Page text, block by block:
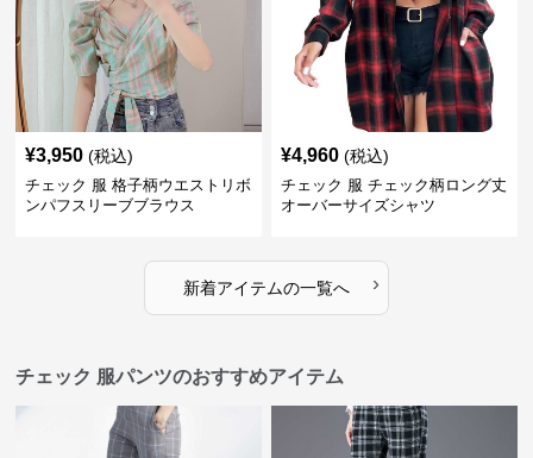
¥3,950 (税込)
チェック 服 格子柄ウエストリボ
ンパフスリーブブラウス
¥4,960 (税込)
チェック 服 チェック柄ロング丈
オーバーサイズシャツ
新着アイテムの一覧へ ›
チェック 服パンツのおすすめアイテム